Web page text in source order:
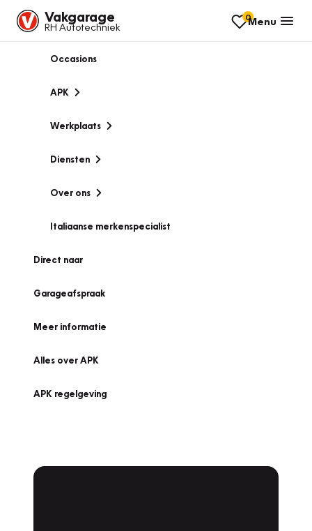
Vakgarage
RH Autotechniek
0Menu
Occasions
APK
Werkplaats
Diensten
Over ons
Italiaanse merkenspecialist
Direct naar
Garageafspraak
Meer informatie
Alles over APK
APK regelgeving